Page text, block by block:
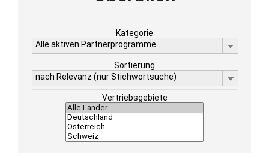
Kategorie
Alle aktiven Partnerprogramme
Sortierung
nach Relevanz (nur Stichwortsuche)
Vertriebsgebiete